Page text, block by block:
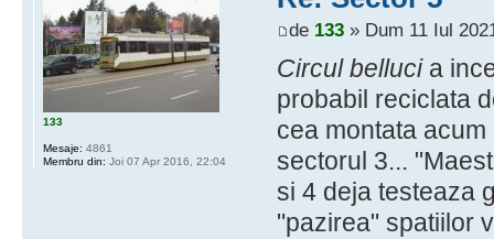
de 133» Dum 11 Iul
Circul bellucia
probabil reciclata
cea montata
sectorul 3...
si 4 deja testeaza
"pazirea" spatiilor
133
Mesaje: 4861
Membru din: Joi 07 Apr 2016, 22:04